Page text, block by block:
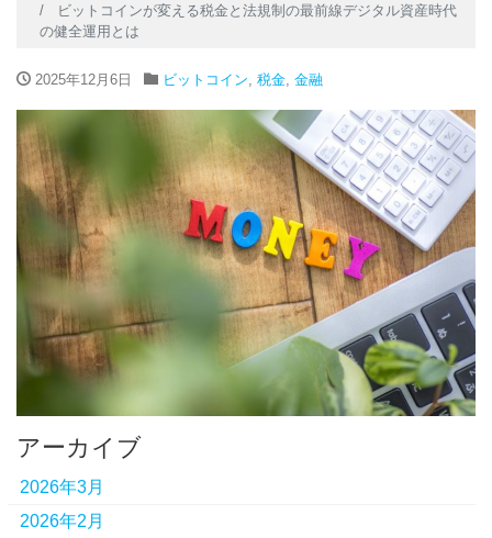
ビットコインが変える税金と法規制の最前線デジタル資産時代
の健全運用とは
2025年12月6日 ビットコイン, 税金, 金融
アーカイブ
2026年3月
2026年2月